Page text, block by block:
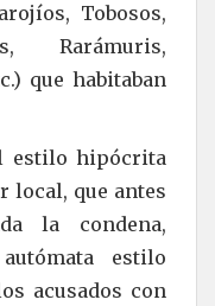
Tobosos,
Rarámuris,
que habitaban
estilo hipócrita
local, que antes
la condena,
estilo
acusados con